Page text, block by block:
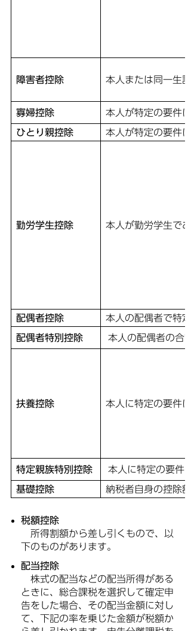
障害者控除 本人または同一生
寡婦控除 本人が特定の要件
ひとり親控除 本人が特定の要件
勤労学生控除 本人が勤労学生であ
配偶者控除 本人の配偶者で特
配偶者特別控除 本人の配偶者の合
扶養控除 本人に特定の要件
特定親族特別控除 本人に特定の要件
基礎控除 納税者自身の控除額
税額控除
所得割額から差し引くもので、以
下のものがあります。
配当控除
株式の配当などの配当所得がある
ときに、総合課税を選択して確定申
告をした場合、その配当金額に対し
て、下記の率を乗じた金額が税額か